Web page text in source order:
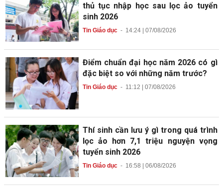
thủ tục nhập học sau lọc ảo tuyển
sinh 2026
Tin Giáo dục- 14:24 | 07/08/2026
Điểm chuẩn đại học năm 2026 có gì
đặc biệt so với những năm trước?
Tin Giáo dục- 11:12 | 07/08/2026
Thí sinh cần lưu ý gì trong quá trình
lọc ảo hơn 7,1 triệu nguyện vọng
tuyển sinh 2026
Tin Giáo dục- 16:58 | 06/08/2026